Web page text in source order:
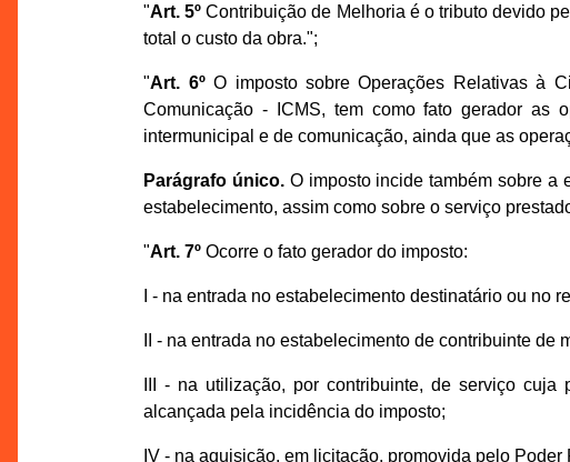
"Art. 5º Contribuição de Melhoria é o tributo devido
total o custo da obra.";
"Art. 6ºO imposto sobre Operações Relativas à
Comunicação - ICMS, tem como fato gerador as
intermunicipal e de comunicação, ainda que as
Parágrafo único. O imposto incide também sobre a
estabelecimento, assim como sobre o serviço
"Art. 7º Ocorre o fato gerador do imposto:
I - na entrada no estabelecimento destinatário ou no
II - na entrada no estabelecimento de contribuinte
III - na utilização, por contribuinte, de serviço
alcançada pela incidência do imposto;
IV - na aquisição, em licitação, promovida pelo